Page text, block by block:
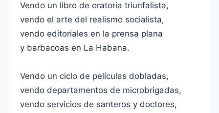
Vendo un libro de oratoria triunfalista,
vendo el arte del realismo socialista,
vendo editoriales en la prensa plana
y barbacoas en La Habana.
Vendo un ciclo de películas dobladas,
vendo departamentos de microbrigadas,
vendo servicios de santeros y doctores,